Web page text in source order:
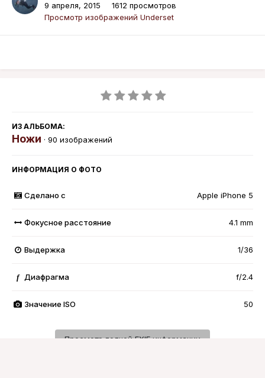
9 апреля, 2015
1612 просмотров
Просмотр изображений Underset
ИЗ АЛЬБОМА:
Ножи · 90 изображений
ИНФОРМАЦИЯ О ФОТО
Сделано с Apple iPhone 5
Фокусное расстояние 4.1 mm
Выдержка 1/36
f Диафрагма f/2.4
Значение ISO 50
Просмотр полной EXIF информации